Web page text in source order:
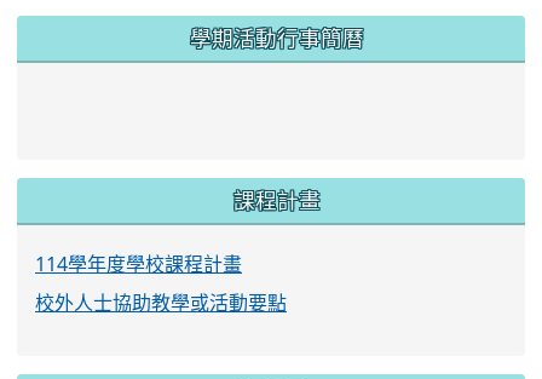
學期活動行事簡曆
課程計畫
114學年度學校課程計畫
校外人士協助教學或活動要點